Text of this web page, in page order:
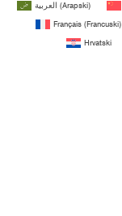
العربية (Arapski)
Français (Francuski)
Hrvatski